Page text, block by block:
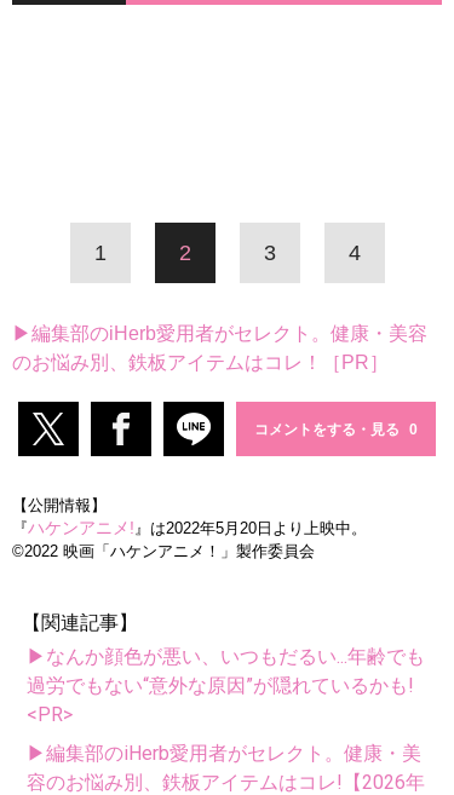
1 2 3 4
▶編集部のiHerb愛用者がセレクト。健康・美容
のお悩み別、鉄板アイテムはコレ！［PR］
コメントをする・見る
【公開情報】
『ハケンアニメ! 』は2022年5月20日より上映中。
©️2022 映画「ハケンアニメ！」製作委員会
【関連記事】
▶なんか顔色が悪い、いつもだるい...年齢でも
過労でもない“意外な原因”が隠れているかも!
<PR>
▶編集部のiHerb愛用者がセレクト。健康・美
容のお悩み別、鉄板アイテムはコレ!【2026年